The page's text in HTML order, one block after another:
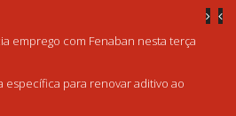
emprego com Fenaban nesta terça
específica para renovar aditivo ao